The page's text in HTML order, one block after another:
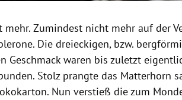
Zumindest nicht mehr auf der
Die dreieckigen, bzw.
Geschmack waren bis zuletzt
Stolz prangte das Matterhorn
Nun verstieß die zum